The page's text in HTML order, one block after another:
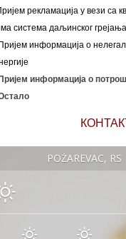
рекламација у вези са
система даљинског грејања
информација о
Пријем информација о
POŽAREVAC, RS